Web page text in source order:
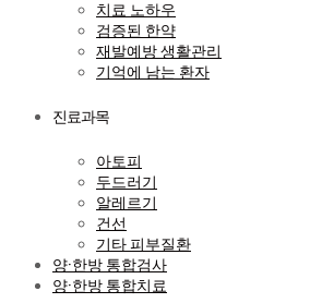
치료 노하우
검증된 한약
재발예방 생활관리
기억에 남는 환자
진료과목
아토피
두드러기
알레르기
건선
기타 피부질환
양·한방 통합검사
양·한방 통합치료